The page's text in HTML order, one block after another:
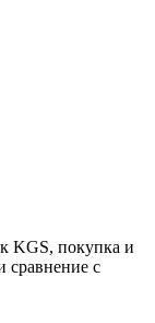
KGS, покупка и
сравнение с